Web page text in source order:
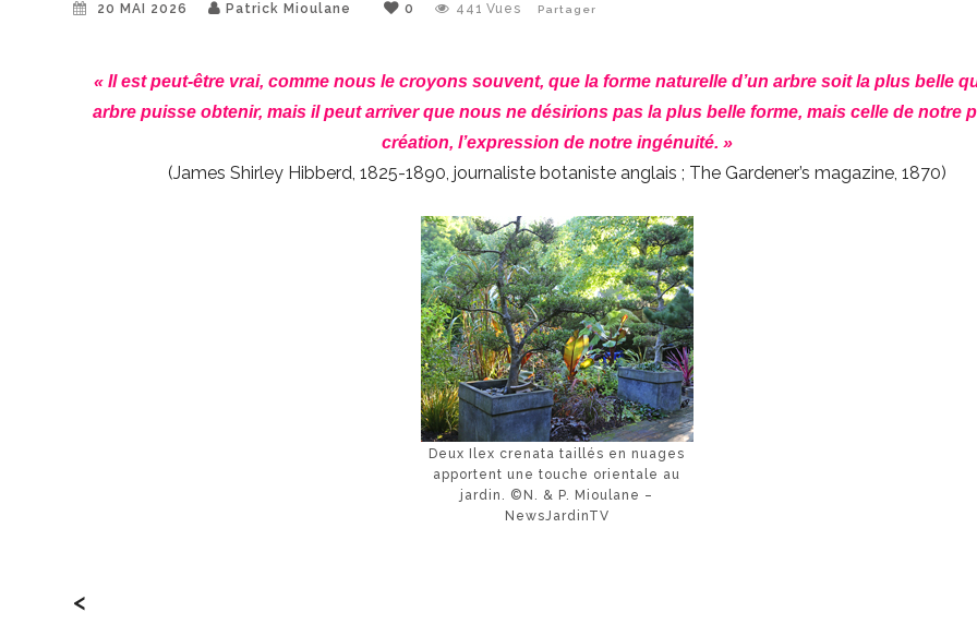
20 MAI 2026 Patrick Mioulane 0 441 Vues Partager
« Il est peut-être vrai, comme nous le croyons souvent, que la forme naturelle d’un arbre soit la plus belle
arbre puisse obtenir, mais il peut arriver que nous ne désirions pas la plus belle forme, mais celle de notre
création, l’expression de notre ingénuité. »
(James Shirley Hibberd, 1825-1890, journaliste botaniste anglais ; The Gardener’s magazine, 1870)
Deux Ilex crenata taillés en nuages
apportent une touche orientale au
jardin. ©N. & P. Mioulane –
NewsJardinTV
<